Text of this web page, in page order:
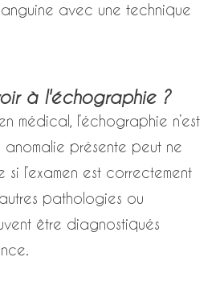
avec une technique
à l'échographie ?
médical, l’échographie n’est
anomalie présente peut ne
si l’examen est correctement
pathologies ou
être diagnostiqués